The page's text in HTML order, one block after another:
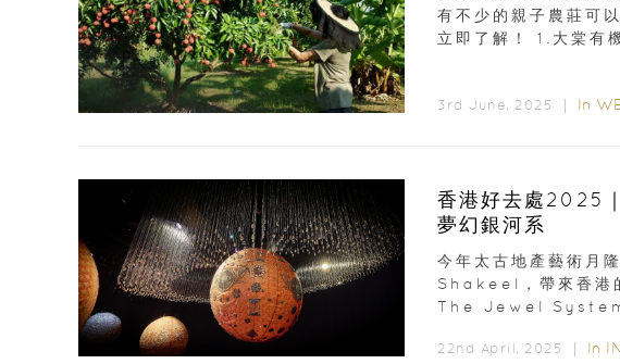
有不少的親子農莊可
立即了解！ 1.大棠有
3rd June, 2025 ｜ In
香港好去處2025
夢幻銀河系
今年太古地產藝術月
Shakeel，帶來香
The Jewel
22nd April, 2025 ｜ In